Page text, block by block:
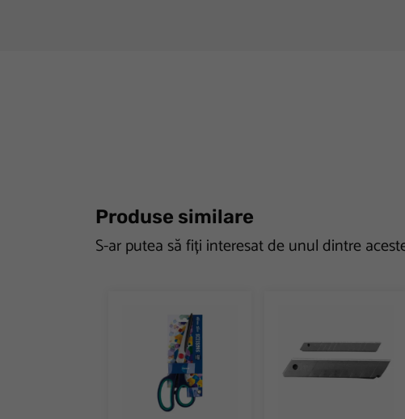
Produse similare
S-ar putea să fiți interesat de unul dintre